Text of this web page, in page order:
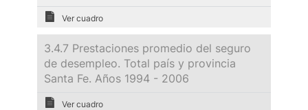
Ver cuadro
3.4.7 Prestaciones promedio del seguro
de desempleo. Total país y provincia
Santa Fe. Años 1994 - 2006
Ver cuadro